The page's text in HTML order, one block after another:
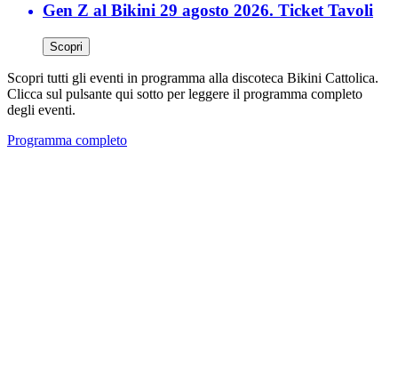
Gen Z al Bikini 29 agosto 2026. Ticket Tavoli
Scopri
Scopri tutti gli eventi in programma alla discoteca Bikini Cattolica.
Clicca sul pulsante qui sotto per leggere il programma completo
degli eventi.
Programma completo